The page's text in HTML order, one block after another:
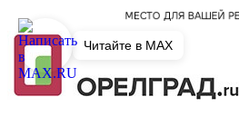
Читайте в MAX